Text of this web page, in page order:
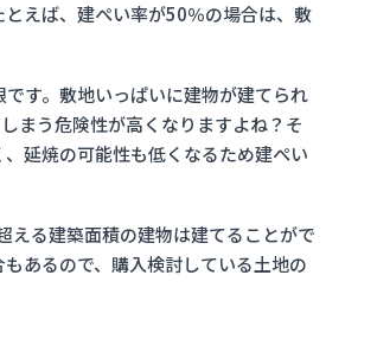
えば、建ぺい率が50％の場合は、敷
す。敷地いっぱいに建物が建てられ
まう危険性が高くなりますよね？そ
延焼の可能性も低くなるため建ぺい
る建築面積の建物は建てることがで
あるので、購入検討している土地の